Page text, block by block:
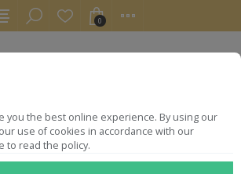
you the best online experience. By using our
use of cookies in accordance with our
to read the policy.
0